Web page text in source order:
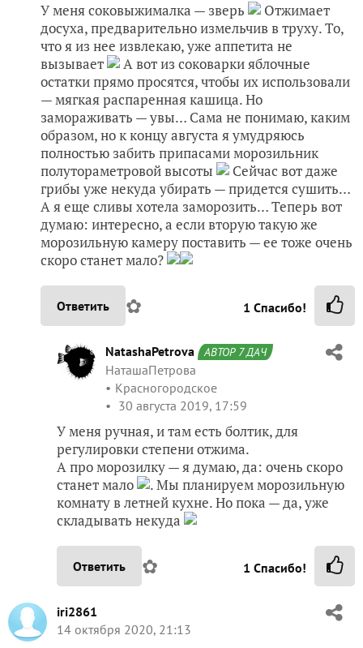
У меня соковыжималка — зверь
Отжимает
досуха, предварительно измельчив в труху. То,
что я из нее извлекаю, уже аппетита не
вызывает
А вот из соковарки яблочные
остатки прямо просятся, чтобы их использовали
— мягкая распаренная кашица. Но
замораживать — увы… Сама не понимаю, каким
образом, но к концу августа я умудряюсь
полностью забить припасами морозильник
полутораметровой высоты
Сейчас вот даже
грибы уже некуда убирать — придется сушить…
А я еще сливы хотела заморозить… Теперь вот
думаю: интересно, а если вторую такую же
морозильную камеру поставить — ее тоже очень
скоро станет мало?
Ответить ✿ 1 Спасибо!
NatashaPetrova АВТОР 7 ДАЧ
НаташаПетрова
Красногородское
30 августа 2019, 17:59
У меня ручная, и там есть болтик, для
регулировки степени отжима.
А про морозилку — я думаю, да: очень скоро
станет мало
. Мы планируем морозильную
комнату в летней кухне. Но пока — да, уже
складывать некуда
Ответить ✿ 1 Спасибо!
iri2861
14 октября 2020, 21:13